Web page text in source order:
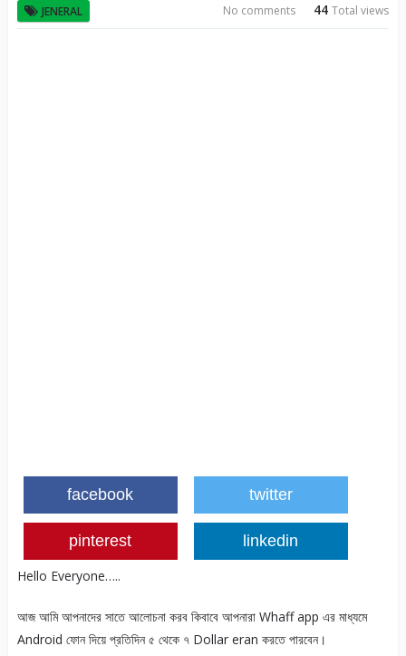
JENERAL 44Total views
No comments
facebook twitter
pinterest linkedin
Hello Everyone…..
আজ আমি আপনাদের সাতে আলোচনা করব কিবাবে আপনারা Whaff app এর মাধ্যমে
Android ফোন দিয়ে প্রতিদিন ৫ থেকে ৭ Dollar eran করতে পারবেন।